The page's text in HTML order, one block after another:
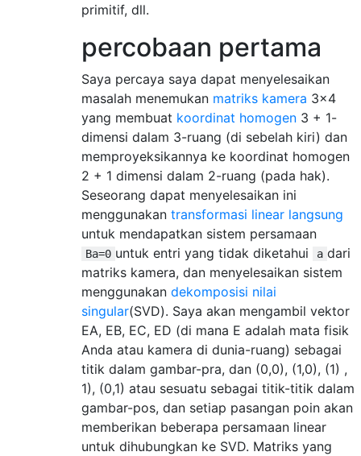
primitif, dll.
percobaan pertama
Saya percaya saya dapat menyelesaikan
masalah menemukan matriks kamera 3x4
yang membuat koordinat homogen 3 + 1-
dimensi dalam 3-ruang (di sebelah kiri) dan
memproyeksikannya ke koordinat homogen
2 + 1 dimensi dalam 2-ruang (pada hak).
Seseorang dapat menyelesaikan ini
menggunakan transformasi linear langsung
untuk mendapatkan sistem persamaan
Ba=0 untuk entri yang tidak diketahui a dari
matriks kamera, dan menyelesaikan sistem
menggunakan dekomposisi nilai
singular(SVD). Saya akan mengambil vektor
EA, EB, EC, ED (di mana E adalah mata fisik
Anda atau kamera di dunia-ruang) sebagai
titik dalam gambar-pra, dan (0,0), (1,0), (1) ,
1), (0,1) atau sesuatu sebagai titik-titik dalam
gambar-pos, dan setiap pasangan poin akan
memberikan beberapa persamaan linear
untuk dihubungkan ke SVD. Matriks yang